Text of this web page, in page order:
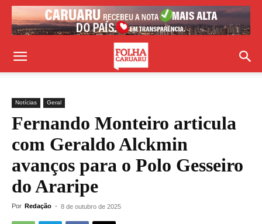
Notícias Geral
Fernando Monteiro articula
com Geraldo Alckmin
avanços para o Polo Gesseiro
do Araripe
Por Redação - 8 de outubro de 2025